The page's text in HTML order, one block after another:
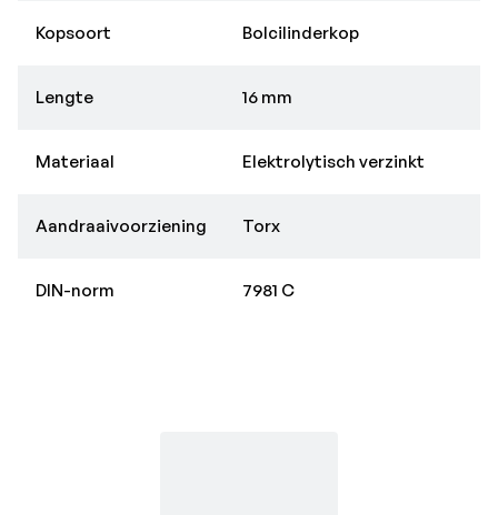
Kopsoort Bolcilinderkop
Lengte 16 mm
Materiaal Elektrolytisch verzinkt
Aandraaivoorziening Torx
DIN-norm 7981 C